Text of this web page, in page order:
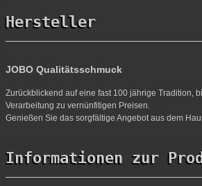
Hersteller
JOBO Qualitätsschmuck
Zurückblickend auf eine fast 100 jährige Tradition,
Verarbeitung zu vernünfitigen Preisen.
Genießen Sie das sorgfältige Angebot aus dem
Informationen zur